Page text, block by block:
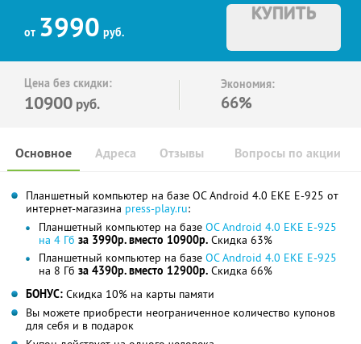
от 3990 руб.
КУПИТЬ
Цена без скидки:
10900 руб.
Экономия:
66%
Основное Отзывы Вопросы по акции
Адреса
Планшетный компьютер на базе ОС Android 4.0 EKE E-925 от
интернет-магазина press-play.ru:
Планшетный компьютер на базе ОС Android 4.0 EKE E-925
на 4 Гб за 3990р. вместо 10900р. Скидка 63%
Планшетный компьютер на базе ОС Android 4.0 EKE E-925
на 8 Гб за 4390р. вместо 12900р. Скидка 66%
БОНУС: Скидка 10% на карты памяти
Вы можете приобрести неограниченное количество купонов
для себя и в подарок